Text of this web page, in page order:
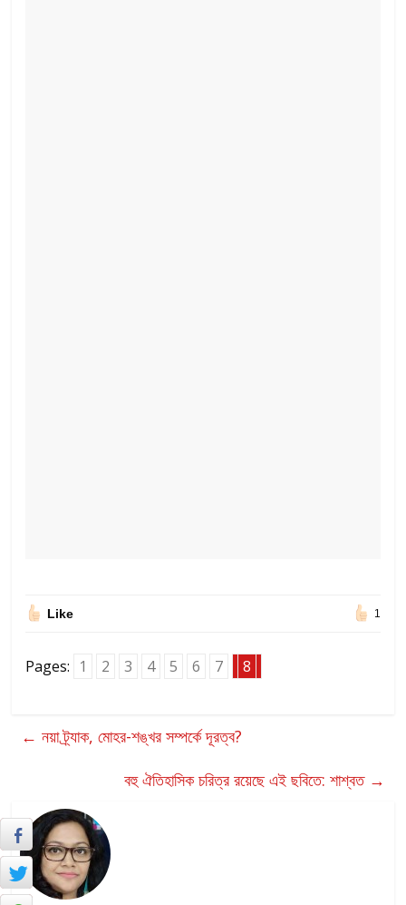
Like 1
Pages: 1 2 3 4 5 6 7 8
← নয়া ট্র্যাক, মোহর-শঙ্খর সম্পর্কে দূরত্ব?
বহু ঐতিহাসিক চরিত্র রয়েছে এই ছবিতে: শাশ্বত →